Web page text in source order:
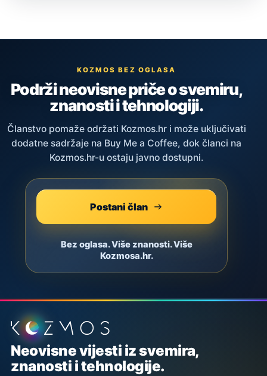
KOZMOS BEZ OGLASA
Podrži neovisne priče o svemiru,
znanosti i tehnologiji.
Članstvo pomaže održati Kozmos.hr i može uključivati
dodatne sadržaje na Buy Me a Coffee, dok članci na
Kozmos.hr-u ostaju javno dostupni.
Postani član
Bez oglasa. Više znanosti. Više
Kozmosa.hr.
Podnožje stranice
Neovisne vijesti iz svemira,
znanosti i tehnologije.